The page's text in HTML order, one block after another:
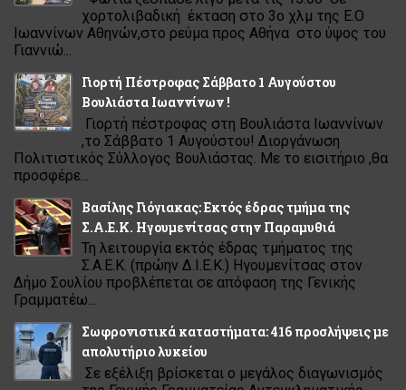
χορτολιβαδική έκταση στο 3ο χλμ της Ε.Ο
Ιωαννίνων Αθηνών,στο ρεύμα προς Αθήνα στο ύψος του
Γιαννιώ...
Γιορτή Πέστροφας Σάββατο 1 Αυγούστου
Βουλιάστα Ιωαννίνων !
Γιορτή πέστροφας στη Βουλιάστα Ιωαννίνων
,το Σάββατο 1 Αυγούστου! Διοργάνωση
Πολιτιστικός Σύλλογος Βουλιάστας. Με το εισιτήριο ,θα
προσφέρε...
Βασίλης Γιόγιακας: Εκτός έδρας τμήμα της
Σ.Α.Ε.Κ. Ηγουμενίτσας στην Παραμυθιά
Τη λειτουργία εκτός έδρας τμήματος της
Σ.Α.Ε.Κ. (πρώην Δ.Ι.Ε.Κ.) Ηγουμενίτσας στον
Δήμο Σουλίου προβλέπεται σε απόφαση της Γενικής
Γραμματέω...
Σωφρονιστικά καταστήματα: 416 προσλήψεις με
απολυτήριο λυκείου
Σε εξέλιξη βρίσκεται ο μεγάλος διαγωνισμός